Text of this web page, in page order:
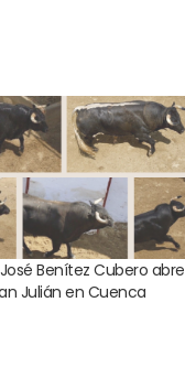
José Benítez Cubero abre
Julián en Cuenca